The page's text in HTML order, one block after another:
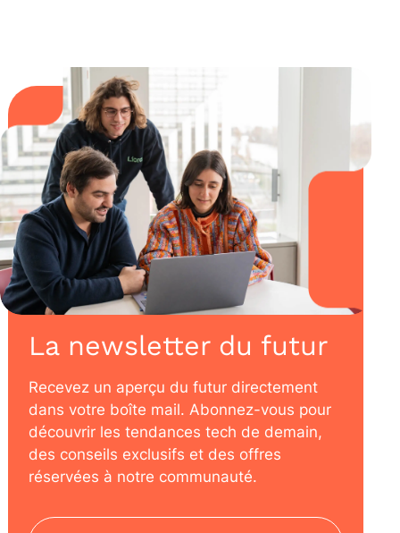
La newsletter du futur
Recevez un aperçu du futur directement
dans votre boîte mail. Abonnez-vous pour
découvrir les tendances tech de demain,
des conseils exclusifs et des offres
réservées à notre communauté.